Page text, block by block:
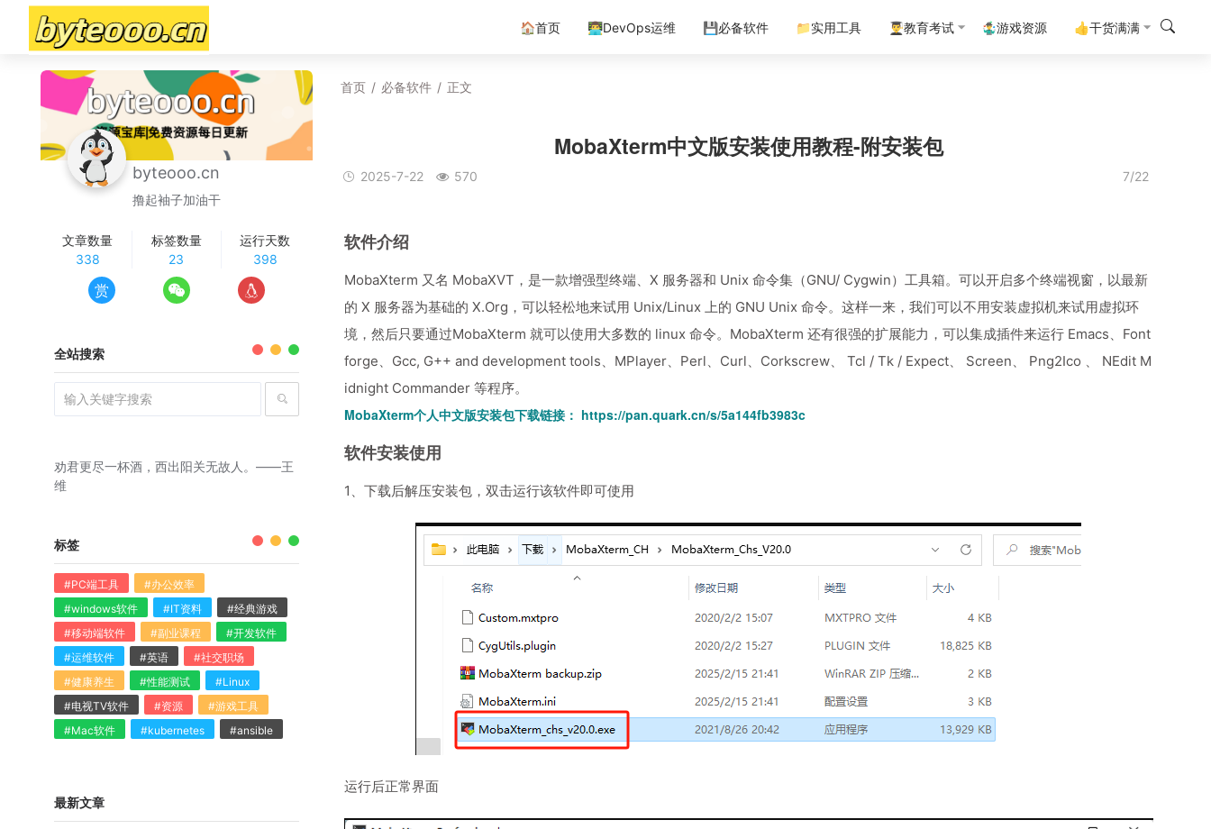
🏠首页 👨‍💻DevOps运维 💾必备软件 📁实用工具 👨‍🎓教育考试 🤹‍♂️游戏资源 👍干货满满
首页 / 必备软件 / 正文
MobaXterm中文版安装使用教程-附安装包
2025-7-22 570 7/22
软件介绍
MobaXterm 又名 MobaXVT，是一款增强型终端、X 服务器和 Unix 命令集（GNU/ Cygwin）工具箱。可以开启多个终端视窗，以最新
的 X 服务器为基础的 X.Org，可以轻松地来试用 Unix/Linux 上的 GNU Unix 命令。这样一来，我们可以不用安装虚拟机来试用虚拟环
境，然后只要通过MobaXterm 就可以使用大多数的 linux 命令。MobaXterm 还有很强的扩展能力，可以集成插件来运行 Emacs、Font
forge、Gcc, G++ and development tools、MPlayer、Perl、Curl、Corkscrew、 Tcl / Tk / Expect、 Screen、 Png2Ico 、 NEdit M
idnight Commander 等程序。
MobaXterm个人中文版安装包下载链接： https://pan.quark.cn/s/5a144fb3983c
软件安装使用
1、下载后解压安装包，双击运行该软件即可使用
运行后正常界面
byteooo.cn
撸起袖子加油干
文章数量
338
标签数量
23
运行天数
398
赏
全站搜索
劝君更尽一杯酒，西出阳关无故人。——王
维
标签
#PC端工具
#办公效率
#windows软件
#IT资料
#经典游戏
#移动端软件
#副业课程
#开发软件
#运维软件
#英语
#社交职场
#健康养生
#性能测试
#Linux
#电视TV软件
#资源
#游戏工具
#Mac软件
#kubernetes #ansible
最新文章